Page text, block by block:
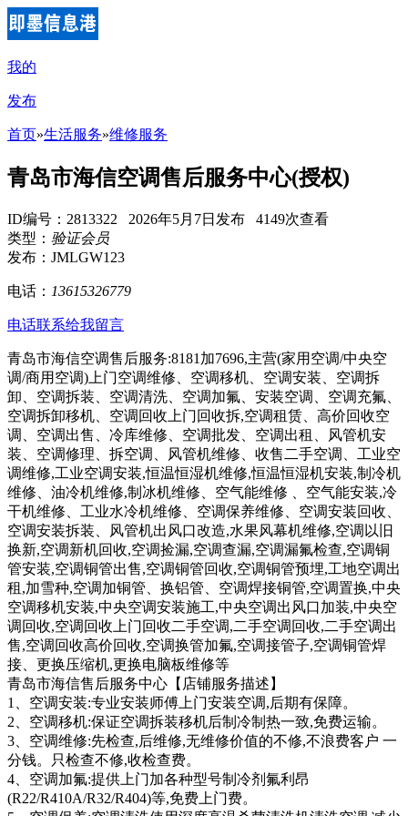
我的
发布
首页»生活服务»维修服务
青岛市海信空调售后服务中心(授权)
ID编号：2813322 2026年5月7日发布 4149次查看
类型： 验证会员
发布：JMLGW123
电话： 13615326779
电话联系给我留言
青岛市海信空调售后服务:8181加7696,主营(家用空调/中央空
调/商用空调)上门空调维修、空调移机、空调安装、空调拆
卸、空调拆装、空调清洗、空调加氟、安装空调、空调充氟、
空调拆卸移机、空调回收上门回收拆,空调租赁、高价回收空
调、空调出售、冷库维修、空调批发、空调出租、风管机安
装、空调修理、拆空调、风管机维修、收售二手空调、工业空
调维修,工业空调安装,恒温恒湿机维修,恒温恒湿机安装,制冷机
维修、油冷机维修,制冰机维修、空气能维修 、空气能安装,冷
干机维修、工业水冷机维修、空调保养维修、空调安装回收、
空调安装拆装、风管机出风口改造,水果风幕机维修,空调以旧
换新,空调新机回收,空调捡漏,空调查漏,空调漏氟检查,空调铜
管安装,空调铜管出售,空调铜管回收,空调铜管预埋,工地空调出
租,加雪种,空调加铜管、换铝管、空调焊接铜管,空调置换,中央
空调移机安装,中央空调安装施工,中央空调出风口加装,中央空
调回收,空调回收上门回收二手空调,二手空调回收,二手空调出
售,空调回收高价回收,空调换管加氟,空调接管子,空调铜管焊
接、更换压缩机,更换电脑板维修等
青岛市海信售后服务中心【店铺服务描述】
1、空调安装:专业安装师傅上门安装空调,后期有保障。
2、空调移机:保证空调拆装移机后制冷制热一致,免费运输。
3、空调维修:先检查,后维修,无维修价值的不修,不浪费客户 一
分钱。只检查不修,收检查费。
4、空调加氟:提供上门加各种型号制冷剂氟利昂
(R22/R410A/R32/R404)等,免费上门费。